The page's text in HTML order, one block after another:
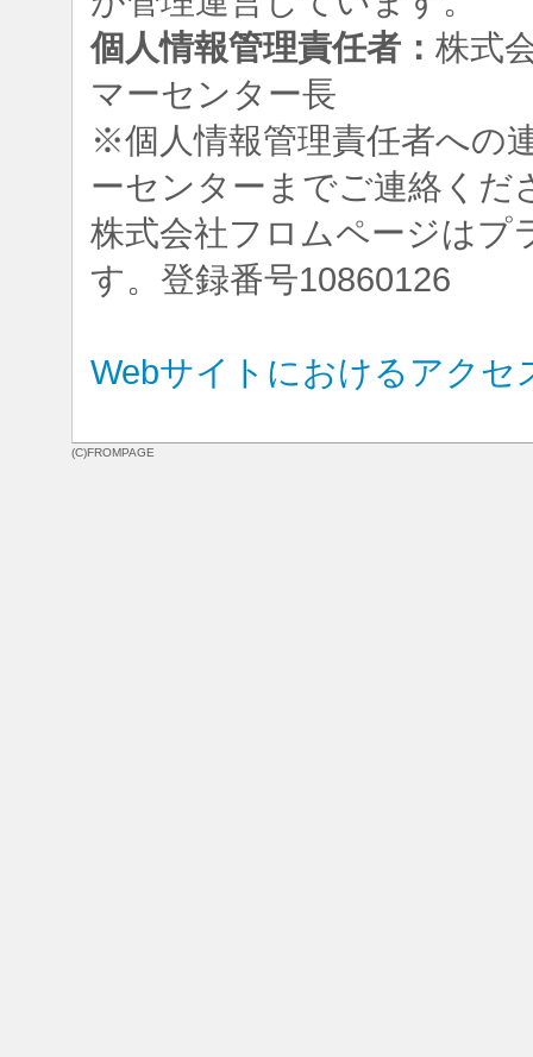
個人情報管理責任者： 株式
マーセンター長
※個人情報管理責任者への
ーセンターまでご連絡くだ
株式会社フロムページはプ
す。登録番号10860126
Webサイトにおけるアクセ
(C)FROMPAGE